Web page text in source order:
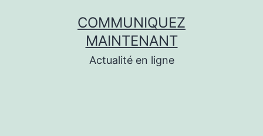
COMMUNIQUEZ
MAINTENANT
Actualité en ligne